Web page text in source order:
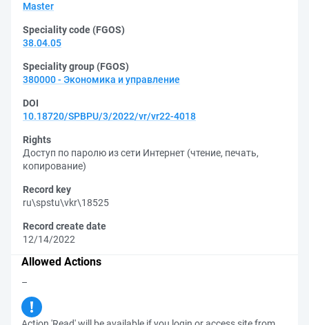
Master
Speciality code (FGOS)
38.04.05
Speciality group (FGOS)
380000 - Экономика и управление
DOI
10.18720/SPBPU/3/2022/vr/vr22-4018
Rights
Доступ по паролю из сети Интернет (чтение, печать,
копирование)
Record key
ru\spstu\vkr\18525
Record create date
12/14/2022
Allowed Actions
–